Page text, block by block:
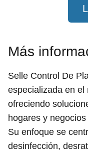
Más
Selle Control De
especializada en el
ofreciendo
hogares y
Su enfoque se
desinfección,